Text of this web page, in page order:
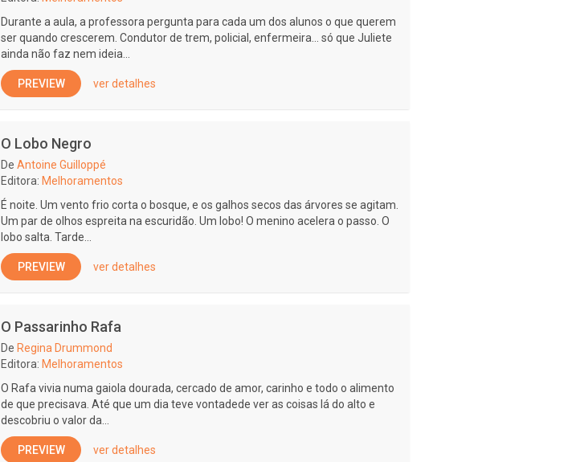
Durante a aula, a professora pergunta para cada um dos alunos o que querem
ser quando crescerem. Condutor de trem, policial, enfermeira… só que Juliete
ainda não faz nem ideia...
PREVIEW ver detalhes
O Lobo Negro
De Antoine Guilloppé
Editora: Melhoramentos
É noite. Um vento frio corta o bosque, e os galhos secos das árvores se agitam.
Um par de olhos espreita na escuridão. Um lobo! O menino acelera o passo. O
lobo salta. Tarde...
PREVIEW ver detalhes
O Passarinho Rafa
De Regina Drummond
Editora: Melhoramentos
O Rafa vivia numa gaiola dourada, cercado de amor, carinho e todo o alimento
de que precisava. Até que um dia teve vontadede ver as coisas lá do alto e
descobriu o valor da...
PREVIEW ver detalhes